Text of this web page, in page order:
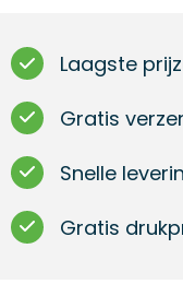
Laagste
Gratis
Snelle
Gratis